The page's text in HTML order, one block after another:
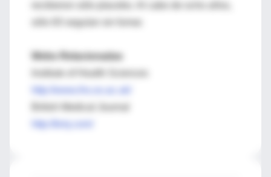
sólo 83 seguían sin fumar.
Webs Relacionadas